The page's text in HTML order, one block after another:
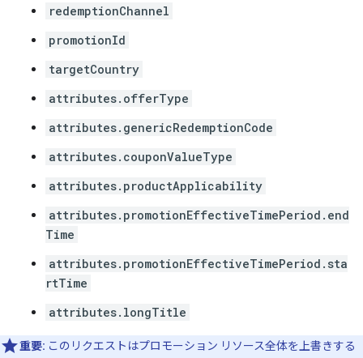
redemptionChannel
promotionId
targetCountry
attributes.offerType
attributes.genericRedemptionCode
attributes.couponValueType
attributes.productApplicability
attributes.promotionEffectiveTimePeriod.end
Time
attributes.promotionEffectiveTimePeriod.sta
rtTime
attributes.longTitle
重要: このリクエストはプロモーション リソース全体を上書きする